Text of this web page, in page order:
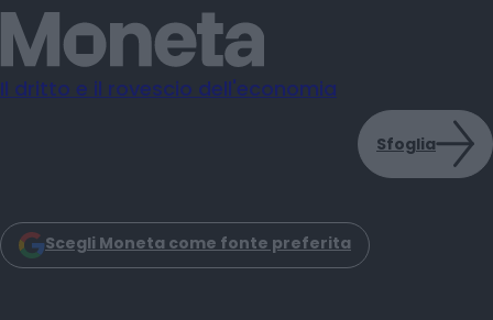
Il dritto e il rovescio dell'economia
Sfoglia
Scegli Moneta come fonte preferita